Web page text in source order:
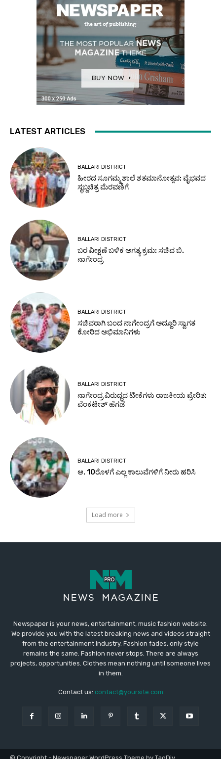
Newspaper is your news, entertainment, music fashion website.
We provide you with the latest breaking news and videos straight
from the entertainment industry. Fashion fades, only style
remains the same. Fashion never stops. There are always
projects, opportunities. Clothes mean nothing until someone lives
in them.
Contact us: contact@yoursite.com